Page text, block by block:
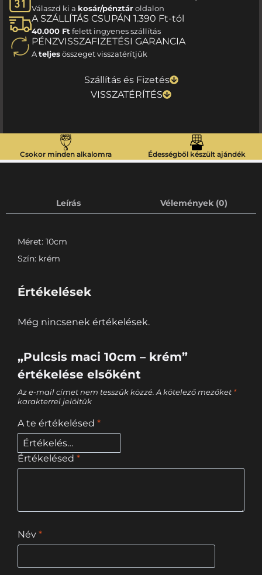
Válaszd ki a kosár/pénztároldalon
A SZÁLLÍTÁS CSUPÁN 1.390 Ft-tól
40.000 Ft felett ingyenes szállítás
PÉNZVISSZAFIZETÉSI GARANCIA
Ateljesösszeget visszatérítjük
Szállítás és Fizetés
VISSZATÉRÍTÉS
Csokor minden alkalomra Édességből készült ajándék
Leírás Vélemények (0)
Méret: 10cm
Szín: krém
Értékelések
Még nincsenek értékelések.
„Pulcsis maci 10cm – krém”
értékelése elsőként
Az e-mail címet nem tesszük közzé. A kötelező mezőket *
karakterrel jelöltük
A te értékelésed *
Értékelésed *
Név *